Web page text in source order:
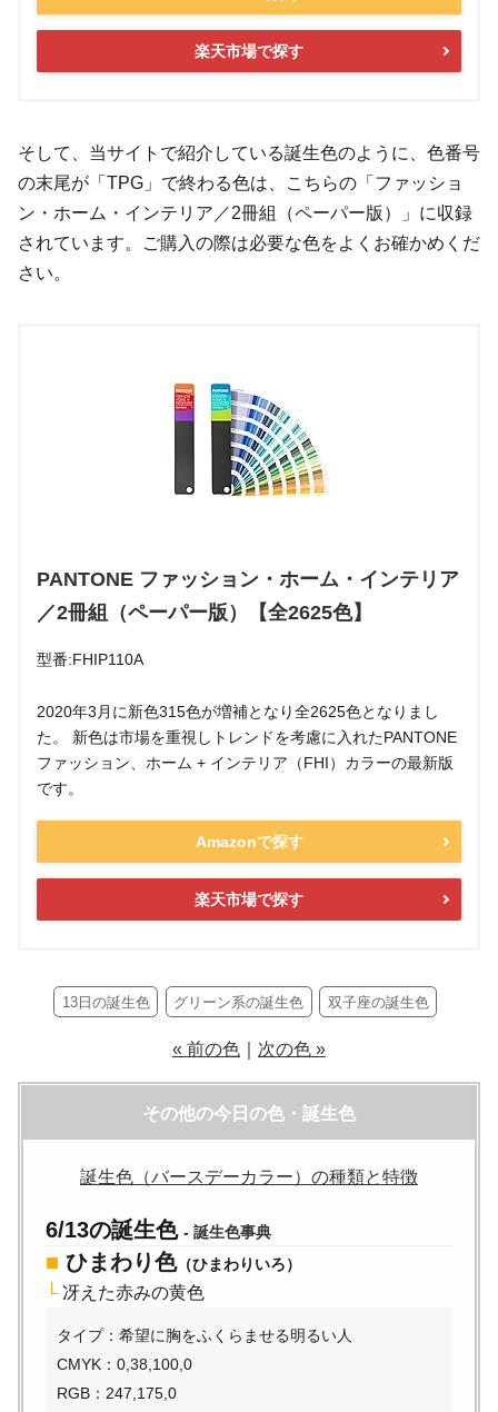
楽天市場で探す
そして、当サイトで紹介している誕生色のように、色番号
の末尾が「TPG」で終わる色は、こちらの「ファッショ
ン・ホーム・インテリア／2冊組（ペーパー版）」に収録
されています。ご購入の際は必要な色をよくお確かめくだ
さい。
PANTONE ファッション・ホーム・インテリア
／2冊組（ペーパー版）【全2625色】
型番:FHIP110A
2020年3月に新色315色が増補となり全2625色となりまし
た。 新色は市場を重視しトレンドを考慮に入れたPANTONE
ファッション、ホーム + インテリア（FHI）カラーの最新版
です。
Amazonで探す
楽天市場で探す
13日の誕生色 グリーン系の誕生色 双子座の誕生色
« 前の色 次の色 »
その他の今日の色・誕生色
誕生色（バースデーカラー）の種類と特徴
6/13の誕生色 - 誕生色事典
■ ひまわり色（ひまわりいろ）
└冴えた赤みの黄色
タイプ：希望に胸をふくらませる明るい人
CMYK：0,38,100,0
RGB：247,175,0